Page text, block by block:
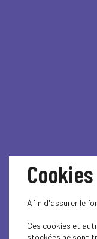
Cookies
Afin d'assurer le
Ces cookies et
stockées ne sont